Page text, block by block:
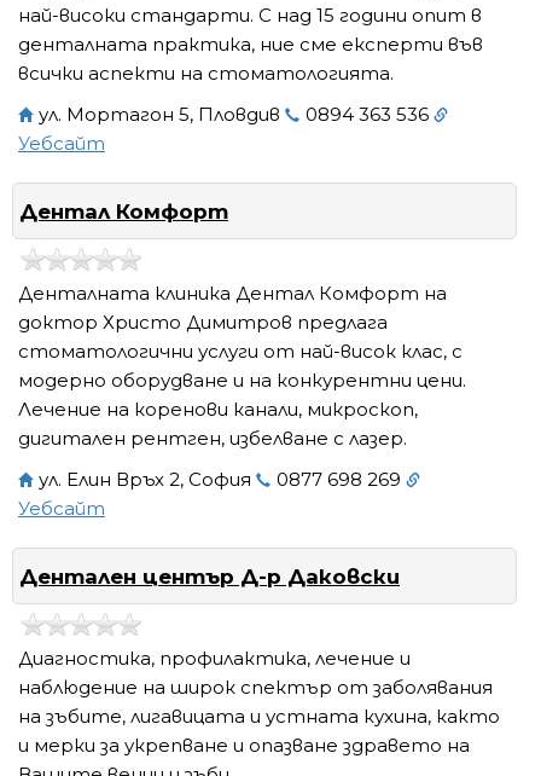
най-високи стандарти. С над 15 години опит в
денталната практика, ние сме експерти във
всички аспекти на стоматологията.
ул. Мортагон 5, Пловдив
0894 363 536
Уебсайт
Дентал Комфорт
Денталната клиника Дентал Комфорт на
доктор Христо Димитров предлага
стоматологични услуги от най-висок клас, с
модерно оборудване и на конкурентни цени.
Лечение на коренови канали, микроскоп,
дигитален рентген, избелване с лазер.
ул. Елин Връх 2, София
0877 698 269
Уебсайт
Дентален център Д-р Даковски
Диагностика, профилактика, лечение и
наблюдение на широк спектър от заболявания
на зъбите, лигавицата и устната кухина, както
и мерки за укрепване и опазване здравето на